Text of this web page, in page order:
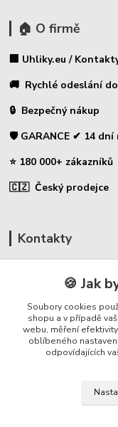
🏠 O firmě
🏢 Uhliky.eu /
🚚 Rychlé odeslání
🔒 Bezpečný nákup
🛡️ GARANCE ✔ 14 dní
⭐ 180 000+ zákazníků
🇨🇿 Český prodejce
Kontakty
🛡️
📞 728
⏰ Po-Pá -
info@repulse.cz
🍪 Jak
Soubory cookies
shopu a v případě
webu, měření
oblíbeného
odpovídajících